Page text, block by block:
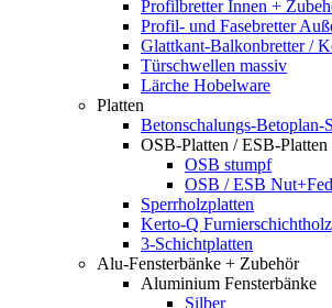
Profilbretter Innen +
Profil- und Fasebretter
Glattkant-Balkonbretter /
Türschwellen massiv
Lärche Hobelware
Platten
Betonschalungs-Betoplan-
OSB-Platten / ESB-Platten
OSB stumpf
OSB / ESB
Sperrholzplatten
Kerto-Q Furnierschichtholz
3-Schichtplatten
Alu-Fensterbänke + Zubehör
Aluminium Fensterbänke
Silber